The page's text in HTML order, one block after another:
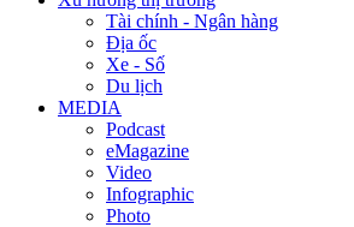
Tài chính - Ngân hàng
Địa ốc
Xe - Số
Du lịch
MEDIA
Podcast
eMagazine
Video
Infographic
Photo